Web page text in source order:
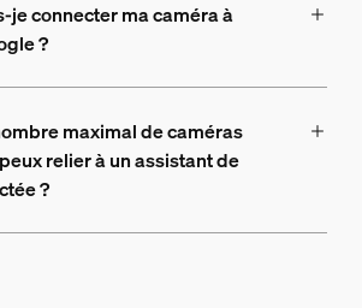
je connecter ma caméra à
?
maximal de caméras
relier à un assistant de
?